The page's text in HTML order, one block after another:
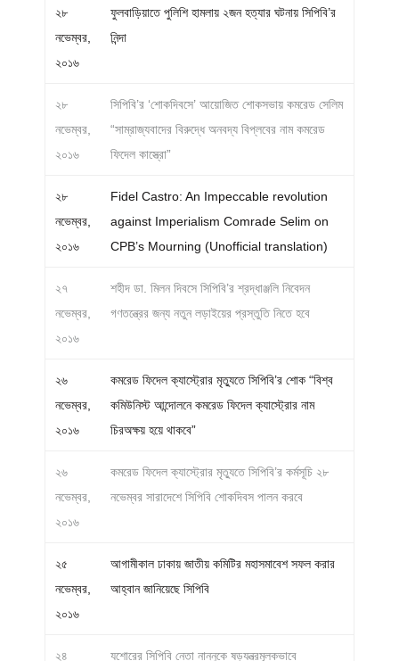
২৮
নভেম্বর,
২০১৬
ফুলবাড়িয়াতে পুলিশি হামলায় ২জন হত্যার ঘটনায় সিপিবি’র
নিন্দা
২৮
নভেম্বর,
২০১৬
সিপিবি’র ‘শোকদিবসে’ আয়োজিত শোকসভায় কমরেড সেলিম
“সাম্রাজ্যবাদের বিরুদ্ধে অনবদ্য বিপ্লবের নাম কমরেড
ফিদেল কাস্ত্রো”
২৮
নভেম্বর,
২০১৬
Fidel Castro: An Impeccable revolution
against Imperialism Comrade Selim on
CPB’s Mourning (Unofficial translation)
২৭
নভেম্বর,
২০১৬
শহীদ ডা. মিলন দিবসে সিপিবি’র শ্রদ্ধাঞ্জলি নিবেদন
গণতন্ত্রের জন্য নতুন লড়াইয়ের প্রস্তুতি নিতে হবে
২৬
নভেম্বর,
২০১৬
কমরেড ফিদেল ক্যাস্ট্রোর মৃত্যুতে সিপিবি’র শোক “বিশ্ব
কমিউনিস্ট আন্দোলনে কমরেড ফিদেল ক্যাস্ট্রোর নাম
চিরঅক্ষয় হয়ে থাকবে”
২৬
নভেম্বর,
২০১৬
কমরেড ফিদেল ক্যাস্ট্রোর মৃত্যুতে সিপিবি’র কর্মসূচি ২৮
নভেম্বর সারাদেশে সিপিবি শোকদিবস পালন করবে
২৫
নভেম্বর,
২০১৬
আগামীকাল ঢাকায় জাতীয় কমিটির মহাসমাবেশ সফল করার
আহ্বান জানিয়েছে সিপিবি
২৪
যশোরের সিপিবি নেতা নান্নুকে ষড়যন্ত্রমূলকভাবে